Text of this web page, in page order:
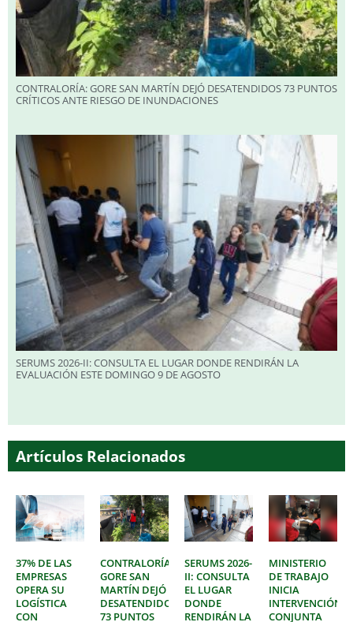
CONTRALORÍA: GORE SAN MARTÍN DEJÓ DESATENDIDOS 73 PUNTOS
CRÍTICOS ANTE RIESGO DE INUNDACIONES
SERUMS 2026-II: CONSULTA EL LUGAR DONDE RENDIRÁN LA
EVALUACIÓN ESTE DOMINGO 9 DE AGOSTO
Artículos Relacionados
37% DE LAS
EMPRESAS
OPERA SU
LOGÍSTICA
CON
CONTRALORÍA:
GORE SAN
MARTÍN DEJÓ
DESATENDIDOS
73 PUNTOS
SERUMS 2026-
II: CONSULTA
EL LUGAR
DONDE
RENDIRÁN LA
MINISTERIO
DE TRABAJO
INICIA
INTERVENCIÓN
CONJUNTA